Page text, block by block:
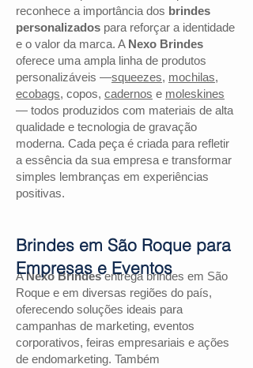
reconhece a importância dos brindes
personalizados para reforçar a identidade
e o valor da marca. A Nexo Brindes
oferece uma ampla linha de produtos
personalizáveis —squeezes, mochilas,
ecobags, copos, cadernos e moleskines
— todos produzidos com materiais de alta
qualidade e tecnologia de gravação
moderna. Cada peça é criada para refletir
a essência da sua empresa e transformar
simples lembranças em experiências
positivas.
ANexo Brindesentrega brindes em São
Roque e em diversas regiões do país,
oferecendo soluções ideais para
campanhas de marketing, eventos
corporativos, feiras empresariais e ações
de endomarketing. Também
Brindes em São Roque para
Empresas e Eventos